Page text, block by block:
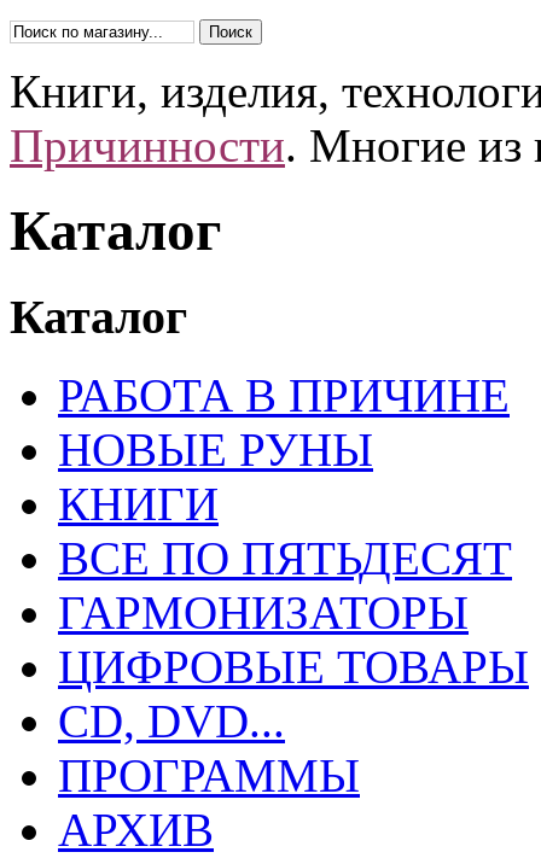
Книги, изделия,
Причинности. Многие из
Каталог
Каталог
РАБОТА В ПРИЧИНЕ
НОВЫЕ РУНЫ
КНИГИ
ВСЕ ПО ПЯТЬДЕСЯТ
ГАРМОНИЗАТОРЫ
ЦИФРОВЫЕ ТОВАРЫ
CD, DVD...
ПРОГРАММЫ
АРХИВ